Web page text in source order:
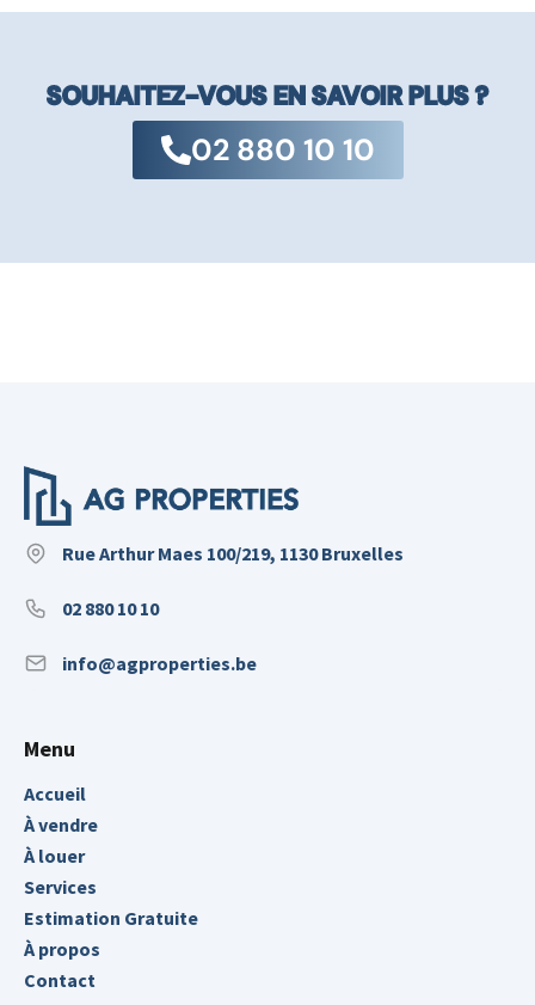
SOUHAITEZ-VOUS EN SAVOIR PLUS ?
02 880 10 10
Rue Arthur Maes 100/219, 1130 Bruxelles
02 880 10 10
info@agproperties.be
Menu
Accueil
À vendre
À louer
Services
Estimation Gratuite
À propos
Contact